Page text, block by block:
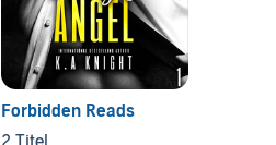
Forbidden Reads